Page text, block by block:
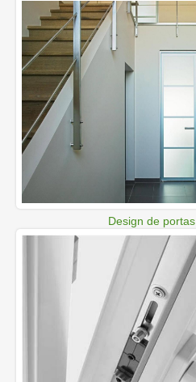
Design de portas